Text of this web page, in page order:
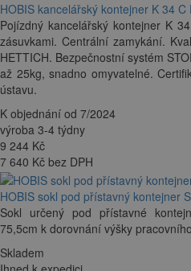
HOBIS kancelářský kontejner K 34
Pojízdný kancelářský kontejner K
zásuvkami. Centrální zamykání.
HETTICH. Bezpečnostní systém
až 25kg, snadno omyvatelné.
ústavu.
K objednání od 7/2024
výroba 3-4 týdny
9 244 Kč
7 640 Kč bez DPH
HOBIS sokl pod přístavný kontejner
Sokl určený pod přístavné
75,5cm k dorovnání výšky
Skladem